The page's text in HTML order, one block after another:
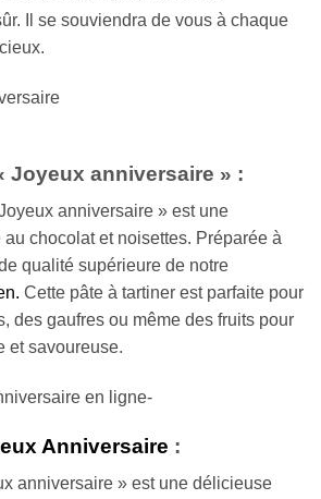
Il se souviendra de vous à chaque
Joyeux anniversaire » :
anniversaire » est une
chocolat et noisettes. Préparée à
qualité supérieure de notre
Cette pâte à tartiner est parfaite pour
des gaufres ou même des fruits pour
et savoureuse.
Anniversaire :
anniversaire » est une délicieuse